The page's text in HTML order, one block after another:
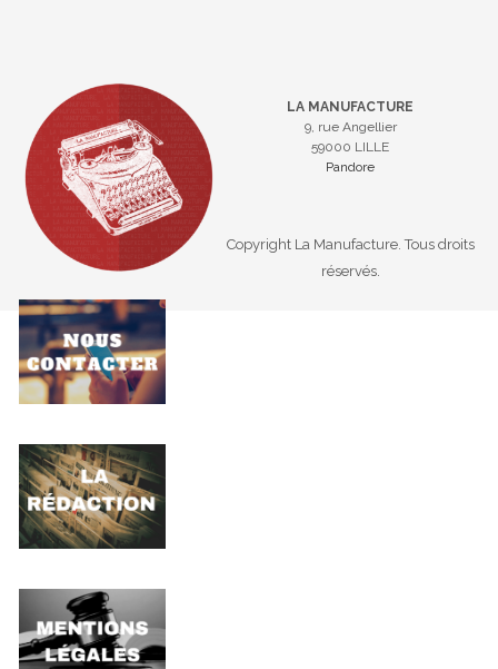
LA MANUFACTURE
9, rue Angellier
59000 LILLE
Pandore
Copyright La Manufacture. Tous droits
réservés.